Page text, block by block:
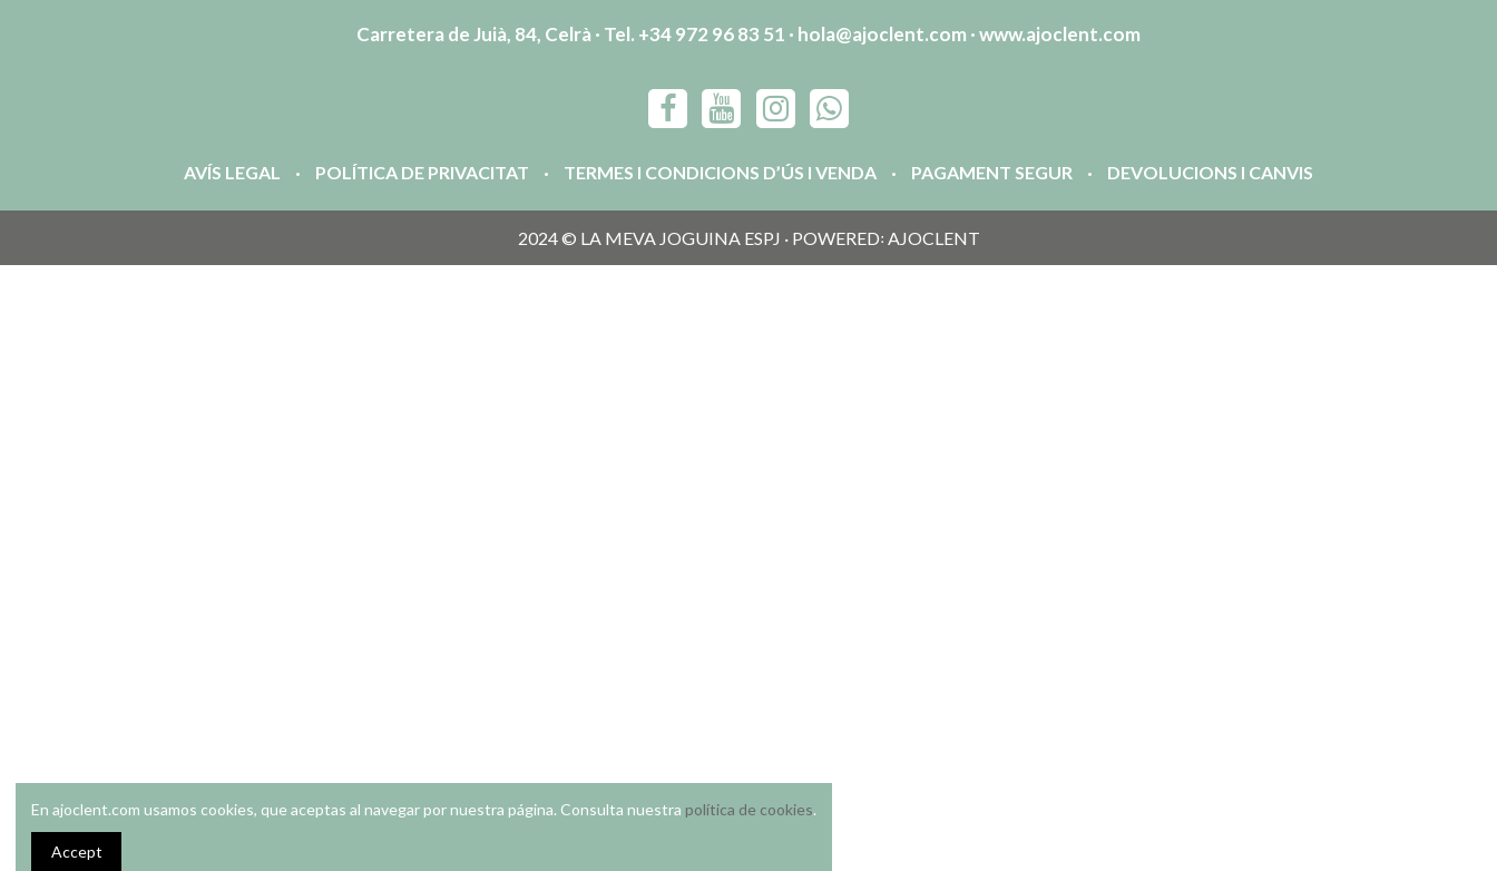
Carretera de Juià, 84, Celrà · Tel. +34 972 96 83 51 · hola@ajoclent.com ·www.ajoclent.com
AVÍS LEGAL POLÍTICA DE PRIVACITAT TERMES I CONDICIONS D’ÚS I VENDA PAGAMENT SEGUR DEVOLUCIONS I CANVIS
2024 © LA MEVA JOGUINA ESPJ · POWERED꞉ AJOCLENT
En ajoclent.com usamos cookies, que aceptas al navegar por nuestra página. Consulta nuestra política de cookies.
Accept